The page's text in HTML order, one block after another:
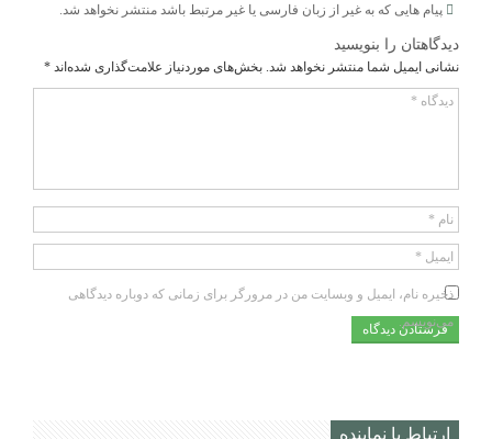
پیام هایی که به غیر از زبان فارسی یا غیر مرتبط باشد منتشر نخواهد شد.
دیدگاهتان را بنویسید
نشانی ایمیل شما منتشر نخواهد شد. بخش‌های موردنیاز علامت‌گذاری شده‌اند *
دیدگاه *
نام *
ایمیل *
ذخیره نام، ایمیل و وبسایت من در مرورگر برای زمانی که دوباره دیدگاهی
می‌نویسم.
ارتباط با نماینده